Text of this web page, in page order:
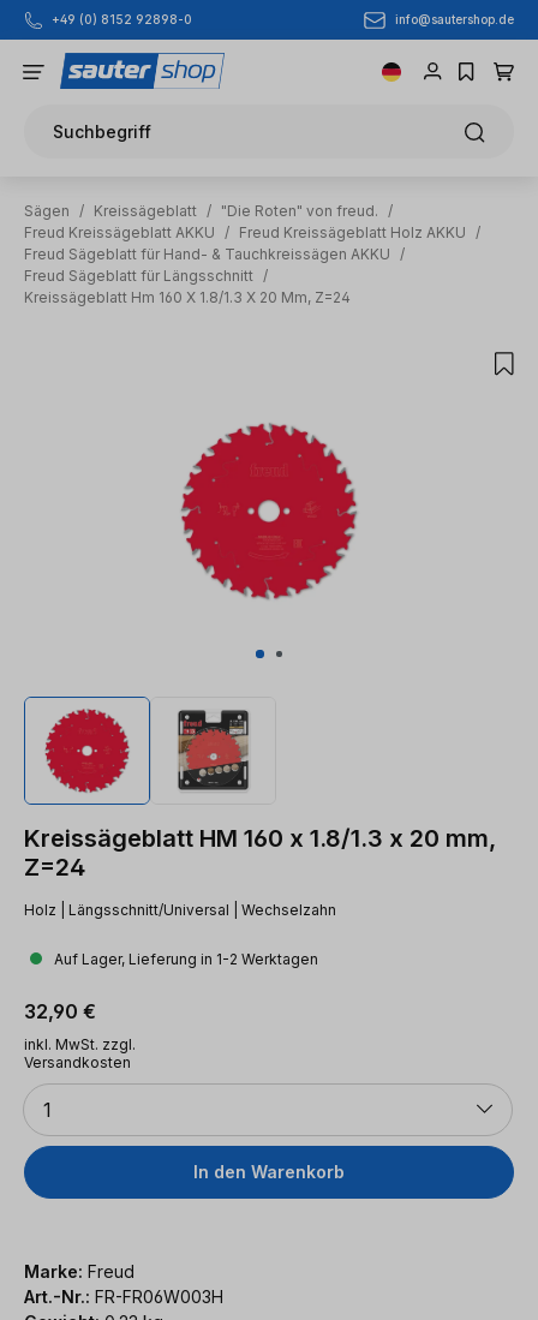
Zum Hauptinhalt springen
+49 (0) 8152 92898-0 info@sautershop.de
Suchbegriff
Sägen / Kreissägeblatt / "Die Roten" von freud.
/
Freud Kreissägeblatt AKKU
/ Freud Kreissägeblatt Holz AKKU
/
Freud Sägeblatt für Hand- & Tauchkreissägen AKKU
/
Freud Sägeblatt für Längsschnitt /
Kreissägeblatt Hm 160 X 1.8/1.3 X 20 Mm, Z=24
Kreissägeblatt HM 160 x 1.8/1.3 x 20 mm,
Z=24
Holz | Längsschnitt/Universal | Wechselzahn
Auf Lager, Lieferung in 1-2 Werktagen
Regulärer Preis:
32,90 €
inkl. MwSt. zzgl.
Versandkosten
Anzahl
1
In den Warenkorb
Marke: Freud
Art.-Nr.: FR-FR06W003H